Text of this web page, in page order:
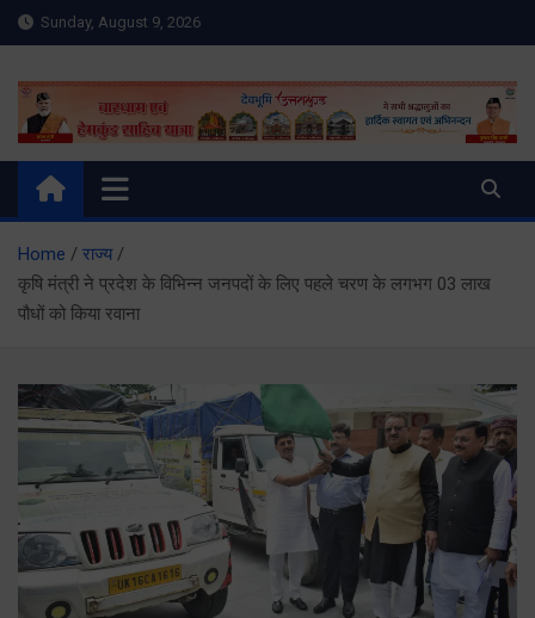
Skip
to
Sunday, August 9, 2026
Meru Raibar | Uttarakhand
News | Uttarkashi News
meruraibar.com
Home
राज्य
कृषि मंत्री ने प्रदेश के विभिन्न जनपदों के लिए पहले चरण के लगभग 03 लाख
पौधों को किया रवाना